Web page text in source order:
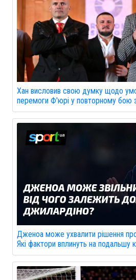
Хан висловив свою думку щодо
перемоги Ф'юрі у повторному бою
Дженоа може ухвалити рішення
Які фактори вплинуть на подальшу